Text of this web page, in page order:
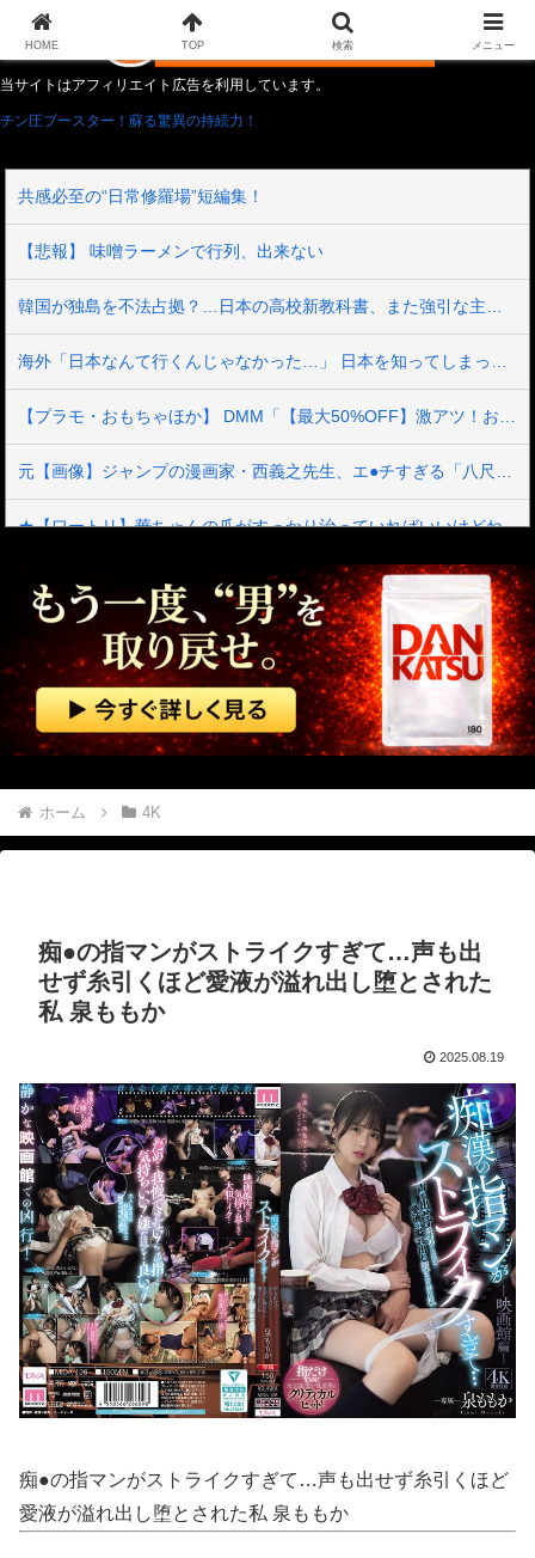
当サイトはアフィリエイト広告を利用しています。
チン圧ブースター！蘇る驚異の持続力！
共感必至の“日常修羅場”短編集！
【悲報】 味噌ラーメンで行列、出来ない
★【ワートリ】華ちゃんの爪がすっかり治っていればいいけどね
旦那のとこのパート事務員(美人)に呼び止められた。すると「あんな物(昼食)を旦那さんに食べさせるなんて信じられない！」と言い出し...
電気代1時間16円で全身冷却!? 全身を冷やす“人間用冷蔵庫”『ど冷えもんBOX』→工事現場やゴルフ場で導入続々と話題
【画像】 Netflix版『リボンの騎士』、とんでもない事になるｗｗｗｗｗ
【株式投資】 韓国で「真夏の世の夢」崩壊、若者中心に多くの人が「人生オワタ」―中国メディア
【金利上昇】 年24万円負担増 30代住宅ローンで、内閣府試算
【動画】 パキスタンの山の麓で撮影された鉄砲水が地獄すぎる。
【動画】 走る車に石を投げまくる男が警察に捕まりボコボコにされる
【動画】 じゅぼぼぼ！え！これが芸能人のフ●ラだ、綺麗な顔とお口でこんなことしているだ 笑
【画像】 JKさん、日本最大級の”水かけ祭り”フェスでおっ〇ぱい丸見え！大量ぶっかけハプニングｗｗｗ
【画像】 釘崎野薔薇がチクニーで気持ちよくなってるエ□画像
【二次エ□】 機械姦・機械プレイH画像まとめ
【エ□漫画】 バ先で一目惚れしたダウナー女店長のエ●チなサービスで給料0円…！弱点チクビ責めでイカせまくってわからせる…！
【朗報】 爆胸の気象予報士さん、NHKから解き放たれる
ホーム 4K
痴●の指マンがストライクすぎて…声も出
せず糸引くほど愛液が溢れ出し堕とされた
私 泉ももか
2025.08.19
痴●の指マンがストライクすぎて…声も出せず糸引くほど
愛液が溢れ出し堕とされた私 泉ももか
HOME TOP 検索 メニュー